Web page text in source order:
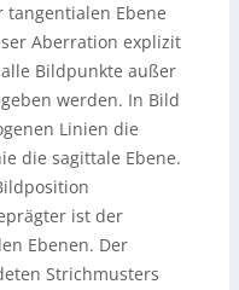
Ebene
Aberration explizit
Bildpunkte außer
werden. In Bild
Linien die
die sagittale Ebene.
ist der
Ebenen. Der
Strichmusters